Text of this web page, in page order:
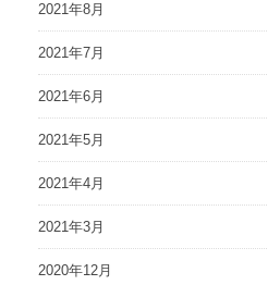
2021年8月
2021年7月
2021年6月
2021年5月
2021年4月
2021年3月
2020年12月